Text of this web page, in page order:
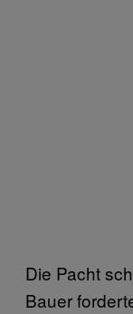
Die Pacht
Bauer